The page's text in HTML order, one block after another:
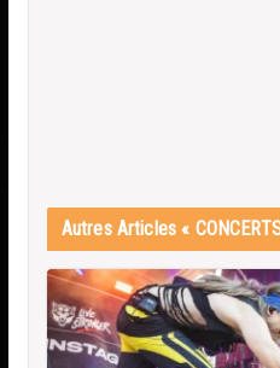
Autres Articles «